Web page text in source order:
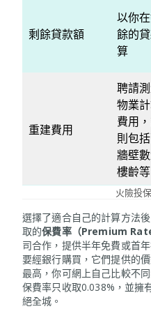
剩餘貸款額
以你
餘的
算
重建費用
聘請
物業
費用
則包
牆壁
樓齡等
火險投
選擇了適合自己的計算方法
取的保費率（Premium Rate
司合作，提供半年免費或首
要經銀行購買，它們提供的
最高，你可網上自己比較不
保費率只收取0.038%，並擁
絕全城。